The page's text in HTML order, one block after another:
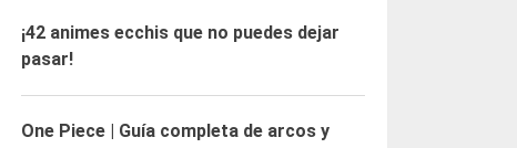
¡42 animes ecchis que no puedes dejar
pasar!
One Piece | Guía completa de arcos y